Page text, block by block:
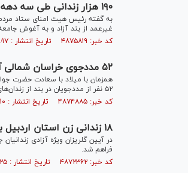
۱۹۰ هزار زندانی طی سه دهه فعالیت ستاد دیه آزاد شده‌اند
غیرعمد از بند آزاد و به آغوش
کد خبر: ۴۸۷۵۸۱۹ تاریخ انتشار : ۱۴۰۴/۱۰/۱۷
۵۲ مددجوی خراسان شمالی آزاد شدند
همزمان با میلاد با سعادت حضرت
۵۲ نفر از مددجویان در بند از زندان‌های استان خبر داد.
کد خبر: ۴۸۷۴۸۸۵ تاریخ انتشار : ۱۴۰۴/۱۰/۱۰
۱۸ زندانی زن استان اردبیل با مشارکت خیران اردبیلی مقیم تهران آزاد شدند
فراهم شد.
کد خبر: ۴۸۷۲۳۶۲ تاریخ انتشار : ۱۴۰۴/۰۹/۲۵